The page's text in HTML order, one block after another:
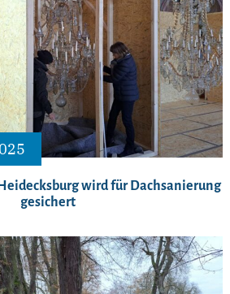
wird für Dachsanierung
gesichert